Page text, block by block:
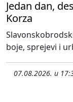
Jedan dan,
Korza
boje, sprejevi i
07.08.2026. u